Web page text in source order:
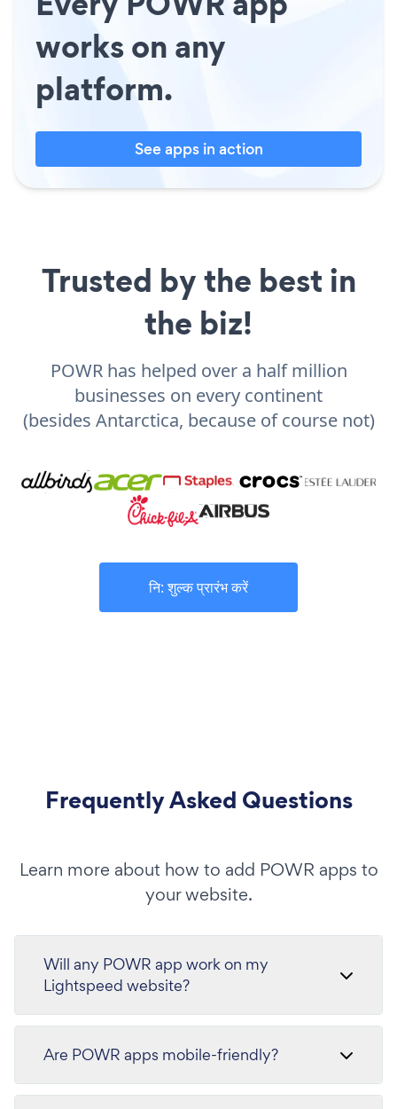
works on any
platform.
See apps in action
Trusted by the best in
the biz!
POWR has helped over a half million
businesses on every continent
(besides Antarctica, because of course not)
नि: शुल्क प्रारंभ करें
Frequently Asked Questions
Learn more about how to add POWR apps to
your website.
Will any POWR app work on my
Lightspeed website?
Are POWR apps mobile-friendly?